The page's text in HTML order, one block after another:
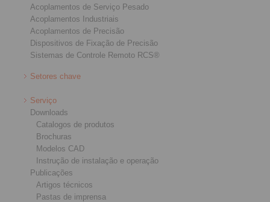
Acoplamentos de Serviço Pesado
Acoplamentos Industriais
Acoplamentos de Precisão
Dispositivos de Fixação de Precisão
Sistemas de Controle Remoto RCS®
Setores chave
Serviço
Downloads
Catalogos de produtos
Brochuras
Modelos CAD
Instrução de instalação e operação
Publicações
Artigos técnicos
Pastas de imprensa